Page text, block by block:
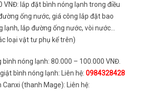
VNĐ: lắp đặt bình nóng lạnh trong điều
ống nước, giá công lắp đặt bao
lạnh, lắp đường ống nước, vòi nước…
loại vật tư phụ kể trên)
nóng lạnh: 80.000 – 100.000 VNĐ.
bình nóng lạnh: Liên hệ: 0984328428
Canxi (thanh Mage): Liên hệ: